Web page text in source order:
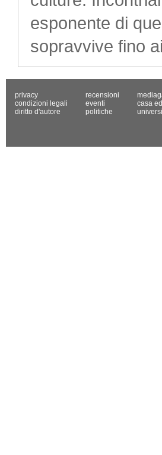
esponente di
sopravvive fino
privacy
condizioni legali
diritto d'autore
recensioni
eventi
politiche
casa